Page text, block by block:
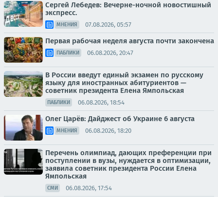
Сергей Лебедев: Вечерне-ночной новостишный
экспресс.
МНЕНИЯ 07.08.2026, 05:57
Первая рабочая неделя августа почти закончена
ПАБЛИКИ 06.08.2026, 20:47
В России введут единый экзамен по русскому
языку для иностранных абитуриентов —
советник президента Елена Ямпольская
ПАБЛИКИ 06.08.2026, 18:54
Олег Царёв: Дайджест об Украине 6 августа
МНЕНИЯ 06.08.2026, 18:20
Перечень олимпиад, дающих преференции при
поступлении в вузы, нуждается в оптимизации,
заявила советник президента России Елена
Ямпольская
СМИ 06.08.2026, 17:54